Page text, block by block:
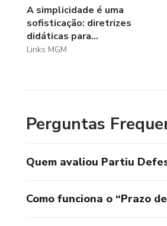
A simplicidade é uma
sofisticação: diretrizes
didáticas para...
Links MGM
Perguntas
Quem avaliou Partiu
Como funciona o “Prazo